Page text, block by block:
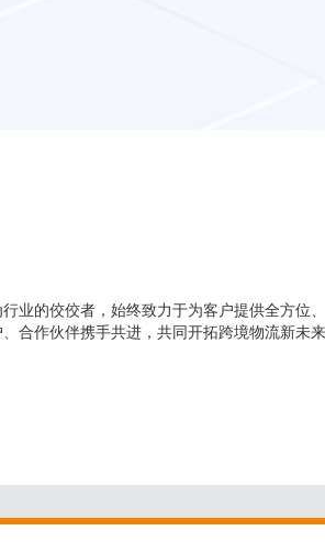
业的佼佼者，始终致力于为客户提供全方位
合作伙伴携手共进，共同开拓跨境物流新未